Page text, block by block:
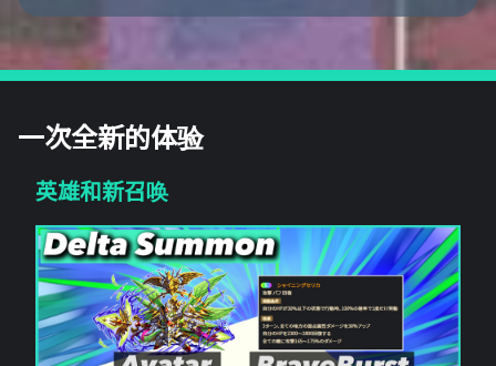
一次全新的体验
英雄和新召唤